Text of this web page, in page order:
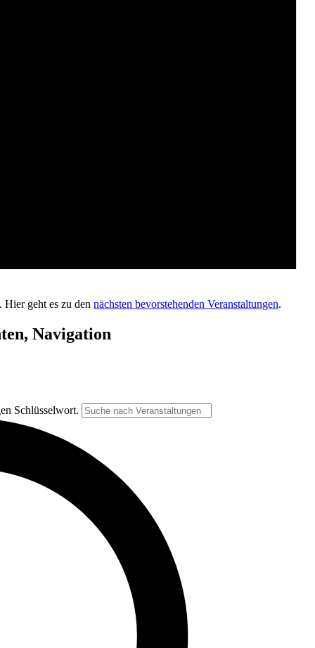
geht es zu den nächsten bevorstehenden Veranstaltungen.
Navigation
Schlüsselwort.